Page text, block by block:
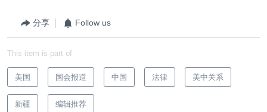
分享 Follow us
This item is part of
美国 国会报道 中国 法律 美中关系
新疆 编辑推荐